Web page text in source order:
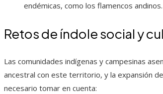
endémicas, como los flamencos andinos.
Retos de índole social y
Las comunidades indígenas y campesinas
ancestral con este territorio, y la expansión
necesario tomar en cuenta: